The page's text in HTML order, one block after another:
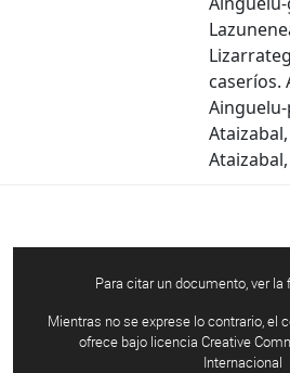
caseríos.
Para citar un documento, ver
Mientras no se exprese lo contrario, el
ofrece bajo licencia Creative
Internacional